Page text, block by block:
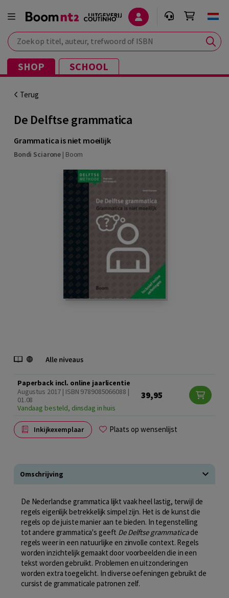
Zoek op titel, auteur, trefwoord of ISBN
SHOP SCHOOL
Terug
De Delftse grammatica
Grammatica is niet moeilijk
Bondi Sciarone | Boom
Paperback incl. online jaarlicentie
Augustus 2017 | ISBN 9789085066088 |
01.08
Vandaag besteld, dinsdag in huis
39,95
Inkijkexemplaar Plaats op wensenlijst
Omschrijving
De Nederlandse grammatica lijkt vaak heel lastig, terwijl de
regels eigenlijk betrekkelijk simpel zijn. Het is de kunst die
regels op de juiste manier aan te bieden. In tegenstelling
tot andere grammatica's geeft De Delftse grammaticade
regels weer in een natuurlijke en zinvolle context. Regels
worden inzichtelijk gemaakt door voorbeelden die in een
tekst worden gebruikt. Problemen en uitzonderingen
worden extra toegelicht. In diverse oefeningen gebruikt de
cursist de grammaticale patronen zelf.